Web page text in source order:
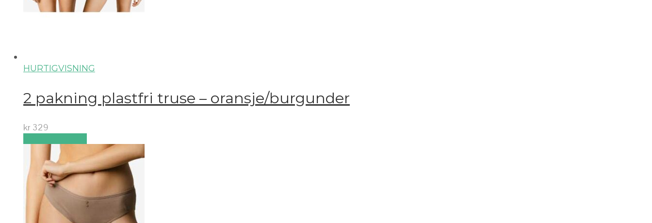
HURTIGVISNING
2 pakning plastfri truse – oransje/burgunder
kr 329